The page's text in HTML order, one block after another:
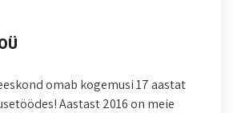
omab kogemusi 17 aastat
Aastast 2016 on meie